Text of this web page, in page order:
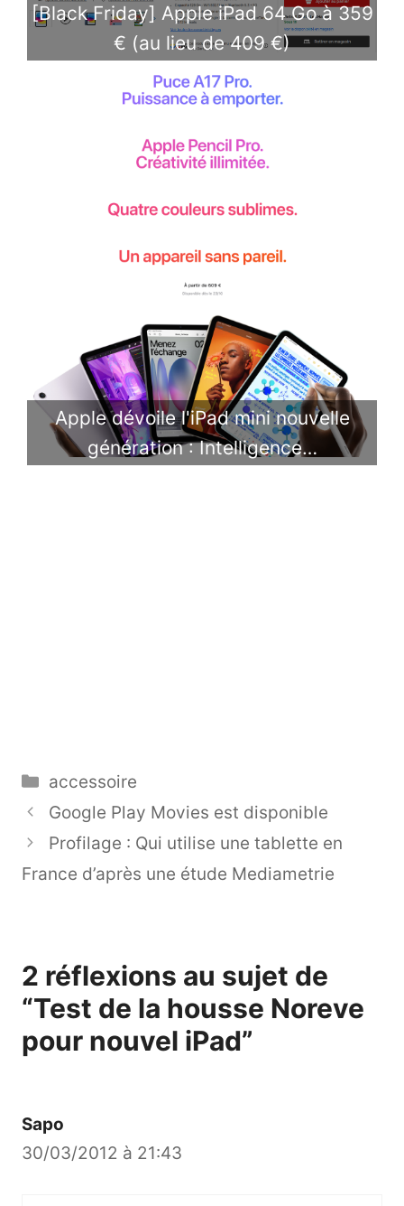
[Black Friday] Apple iPad 64 Go à 359
€ (au lieu de 409 €)
Apple dévoile l'iPad mini nouvelle
génération : Intelligence…
Catégories
accessoire
Google Play Movies est disponible
Profilage : Qui utilise une tablette en
France d’après une étude Mediametrie
2 réflexions au sujet de
“Test de la housse Noreve
pour nouvel iPad”
Sapo
30/03/2012 à 21:43